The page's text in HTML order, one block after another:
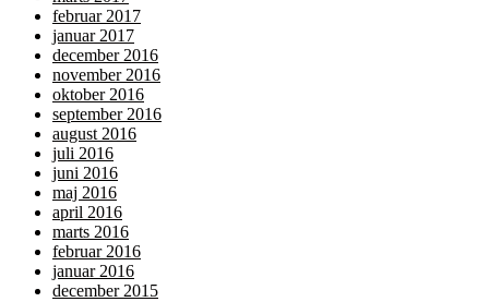
februar 2017
januar 2017
december 2016
november 2016
oktober 2016
september 2016
august 2016
juli 2016
juni 2016
maj 2016
april 2016
marts 2016
februar 2016
januar 2016
december 2015